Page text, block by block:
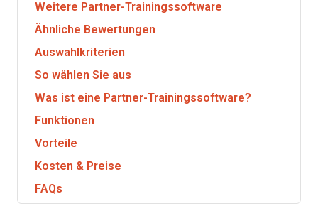
Weitere Partner-Trainingssoftware
Ähnliche Bewertungen
Auswahlkriterien
So wählen Sie aus
Was ist eine Partner-Trainingssoftware?
Funktionen
Vorteile
Kosten & Preise
FAQs